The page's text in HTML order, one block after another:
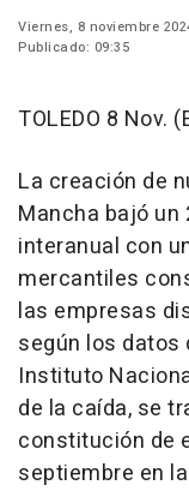
Viernes, 8 noviembre
Publicado: 09:35
TOLEDO 8 Nov.
La creación de
Mancha bajó un
interanual con
mercantiles
las empresas
según los
Instituto
de la caída, se
constitución de
septiembre en